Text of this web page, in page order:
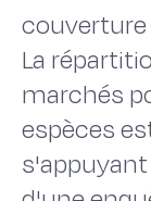
couverture
La
marchés
espèces